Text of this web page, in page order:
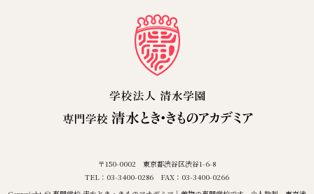
〒150-0002 東京都渋谷区渋谷1-6-8
TEL：03-3400-0286 FAX：03-3400-0266